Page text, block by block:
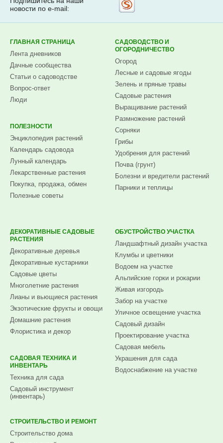
новости по e-mail:
ГЛАВНАЯ СТРАНИЦА
Лента дневников
Дачные сообщества
Статьи о садоводстве
Вопрос-ответ
Люди
ПОЛЕЗНОСТИ
Энциклопедия растений
Календарь садовода
Лунный календарь
Лекарственные растения
Покупка, продажа, обмен
Полезные советы
САДОВОДСТВО И
ОГОРОДНИЧЕСТВО
Огород
Лесные и садовые ягоды
Зелень и пряные травы
Садовые растения
Выращивание растений
Размножение растений
Сорняки
Грибы
Удобрения для растений
Почва (грунт)
Болезни и вредители растений
Парники и теплицы
ДЕКОРАТИВНЫЕ САДОВЫЕ
РАСТЕНИЯ
Декоративные деревья
Декоративные кустарники
Садовые цветы
Многолетние растения
Лианы и вьющиеся растения
Экзотические фрукты и овощи
Домашние растения
Флористика и декор
САДОВАЯ ТЕХНИКА И
ИНВЕНТАРЬ
Техника для сада
Садовый инструмент
(инвентарь)
ОБУСТРОЙСТВО УЧАСТКА
Ландшафтный дизайн участка
Клумбы и цветники
Водоем на участке
Альпийские горки и рокарии
Живая изгородь
Забор на участке
Уличное освещение участка
Садовый дизайн
Проектирование участка
Садовая мебель
Украшения для сада
Водоснабжение на участке
СТРОИТЕЛЬСТВО И РЕМОНТ
Строительство дома